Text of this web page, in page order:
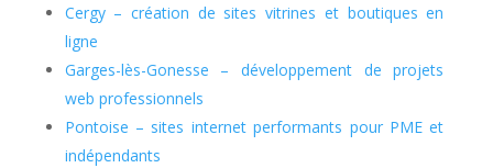
Cergy – création de sites vitrines et boutiques en
ligne
Garges-lès-Gonesse – développement de projets
web professionnels
Pontoise – sites internet performants pour PME et
indépendants